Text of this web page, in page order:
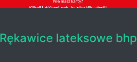
Rękawice lateksowe bhp